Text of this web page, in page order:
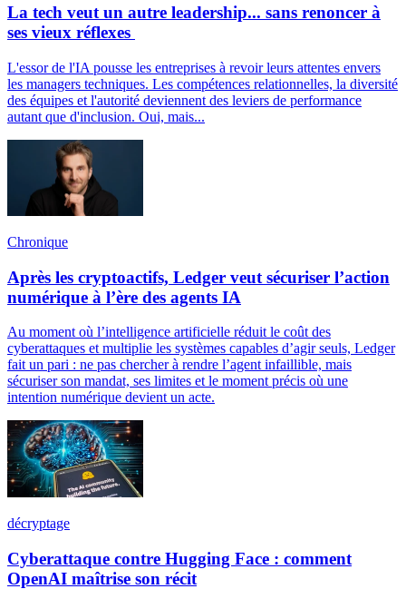
La tech veut un autre leadership... sans renoncer à
ses vieux réflexes
L'essor de l'IA pousse les entreprises à revoir leurs attentes envers
les managers techniques. Les compétences relationnelles, la diversité
des équipes et l'autorité deviennent des leviers de performance
autant que d'inclusion. Oui, mais...
Chronique
Après les cryptoactifs, Ledger veut sécuriser l’action
numérique à l’ère des agents IA
Au moment où l’intelligence artificielle réduit le coût des
cyberattaques et multiplie les systèmes capables d’agir seuls, Ledger
fait un pari : ne pas chercher à rendre l’agent infaillible, mais
sécuriser son mandat, ses limites et le moment précis où une
intention numérique devient un acte.
décryptage
Cyberattaque contre Hugging Face : comment
OpenAI maîtrise son récit